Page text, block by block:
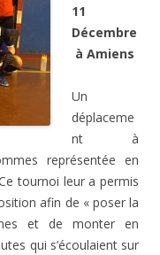
11
Décembre
à Amiens
Un
déplaceme
nt à
représentée en
tournoi leur a permis
afin de « poser la
et de monter en
qui s’écoulaient sur